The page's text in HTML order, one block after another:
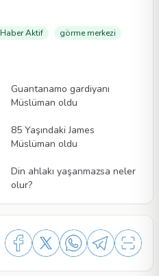
Haber Aktif
görme merkezi
Guantanamo gardiyanı
Müslüman oldu
85 Yaşındaki James
Müslüman oldu
Din ahlakı yaşanmazsa neler
olur?